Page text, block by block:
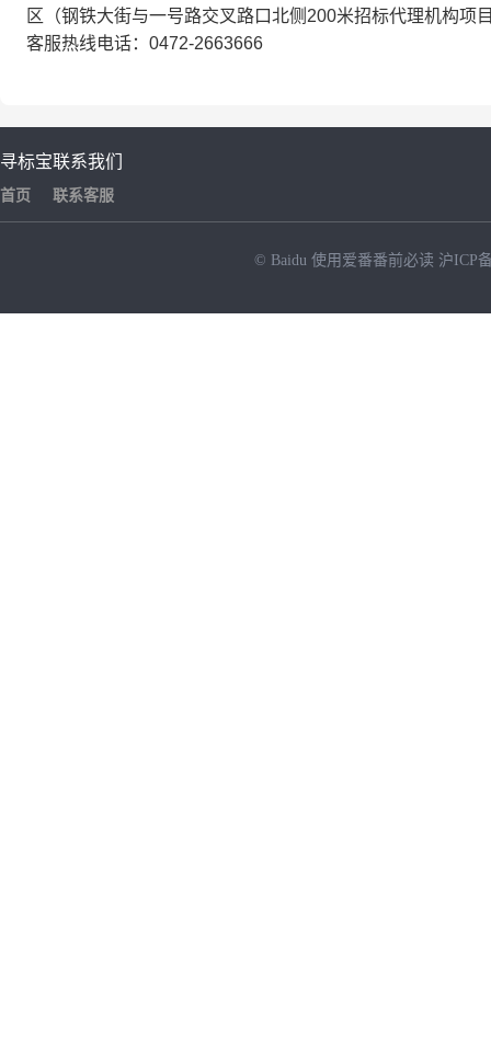
区（钢铁大街与一号路交叉路口北侧200米招标代理机构
客服热线电话：0472-2663666
寻标宝
首页
联系我们
联系客服
© Baidu 使用爱番番前必读 沪ICP